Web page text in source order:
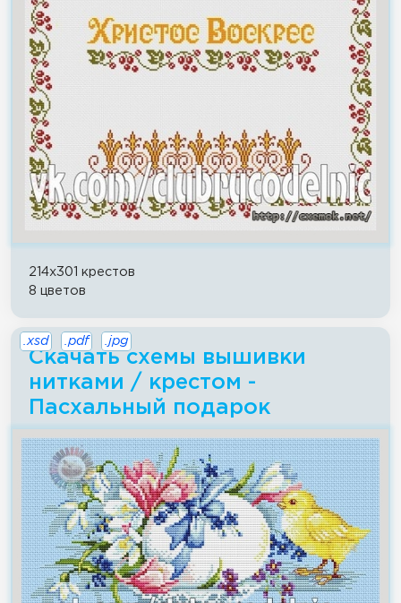
214x301 крестов
8 цветов
Скачать схемы вышивки
нитками / крестом -
Пасхальный подарок
.xsd .pdf .jpg